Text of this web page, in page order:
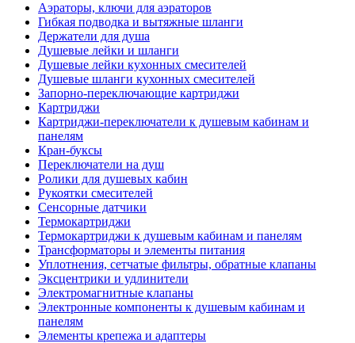
Аэраторы, ключи для аэраторов
Гибкая подводка и вытяжные шланги
Держатели для душа
Душевые лейки и шланги
Душевые лейки кухонных смесителей
Душевые шланги кухонных смесителей
Запорно-переключающие картриджи
Картриджи
Картриджи-переключатели к душевым кабинам и
панелям
Кран-буксы
Переключатели на душ
Ролики для душевых кабин
Рукоятки смесителей
Сенсорные датчики
Термокартриджи
Термокартриджи к душевым кабинам и панелям
Трансформаторы и элементы питания
Уплотнения, сетчатые фильтры, обратные клапаны
Эксцентрики и удлинители
Электромагнитные клапаны
Электронные компоненты к душевым кабинам и
панелям
Элементы крепежа и адаптеры